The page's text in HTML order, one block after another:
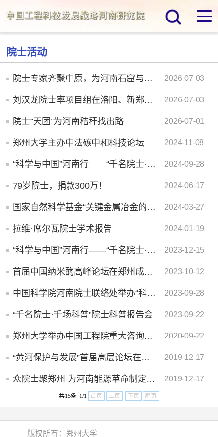
院士活动
院士专家齐聚中原，为河南石窟与土遗址保护“把脉开方” 2026-07-03
刘汉龙院士率项目组在洛阳、新郑开展调研活动 2026-07-03
院士“天团”为河南秸秆找出路 2026-07-01
郑州大学主办中法碳中和科技论坛 2024-11-08
“科学与中国”河南行⸺“千名院士·千场科普”活动在郑州大学... 2024-09-28
79岁院士，捐款300万！ 2024-06-17
国家自然科学基金“关键金属冶金的科学基础”重大研究计划研... 2024-03-27
拉维·席尔瓦院士学术报告 2024-01-19
“科学与中国”河南行——“千名院士·千场科普”活动在郑州大... 2023-12-15
首届中国纳米酶高峰论坛在郑州成功举办 2023-10-12
中国科学院河南院士联络处举办“科学与中国”院士科普报告会 ... 2023-09-28
“千名院士·千场科普”院士科普报告会 2023-09-22
郑州大学举办中国工程院重大咨询项目“黄河流域生态保护和高... 2020-09-22
“黄河保护与发展”首届高层论坛在郑州大学举行 2019-12-17
众院士聚郑州 为河南能源革命制定发展战略 2019-12-17
共15条 1/1 首页 上页 下页 尾页
版权所有：郑州大学